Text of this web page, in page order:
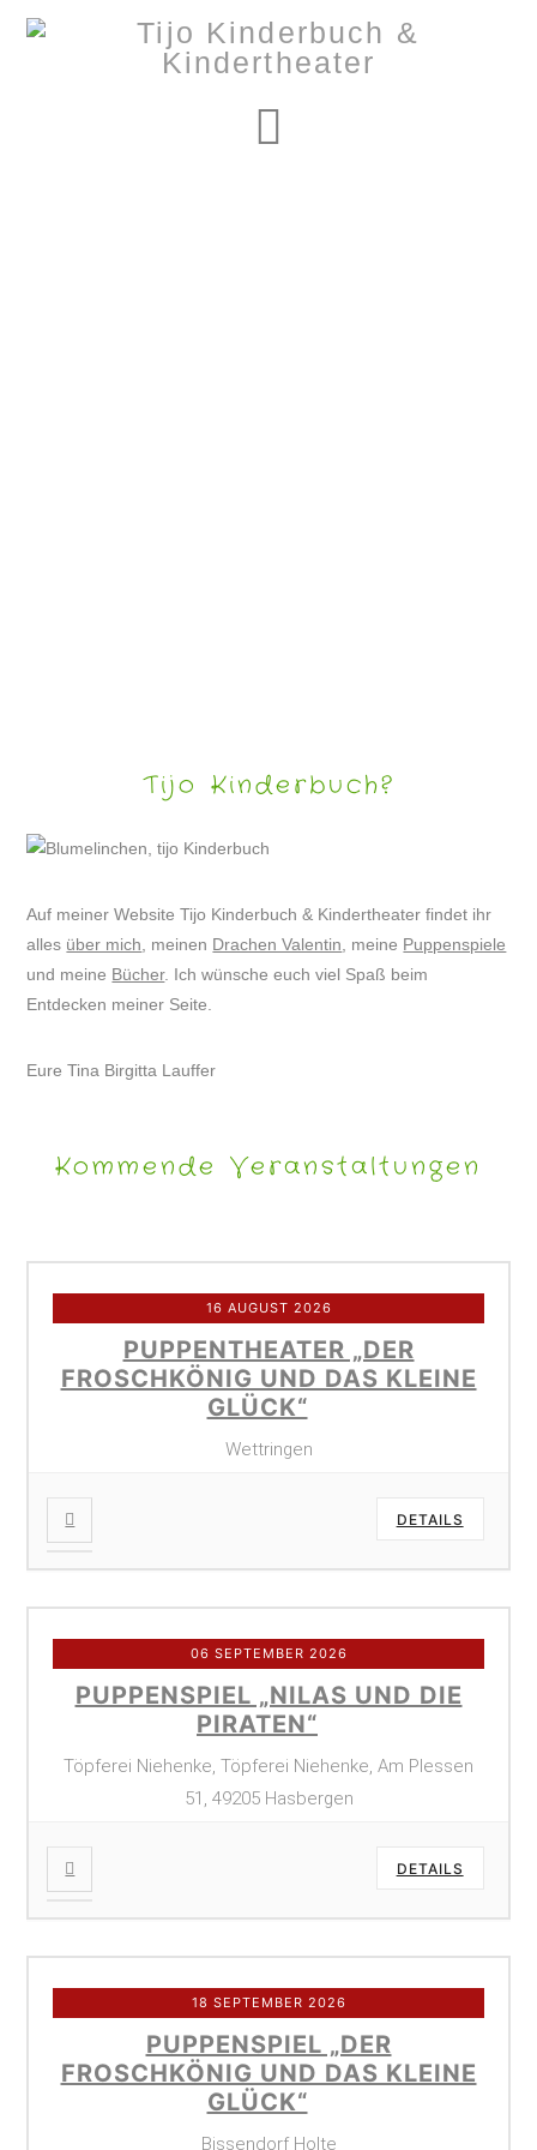
Tijo Kinderbuch?
Auf meiner Website Tijo Kinderbuch & Kindertheater findet ihr
alles über mich , meinen Drachen Valentin , meine Puppenspiele
und meine Bücher. Ich wünsche euch viel Spaß beim
Entdecken meiner Seite.
Eure Tina Birgitta Lauffer
Kommende Veranstaltungen
16 AUGUST 2026
PUPPENTHEATER „DER
FROSCHKÖNIG UND DAS KLEINE
GLÜCK“
Wettringen
DETAILS
06 SEPTEMBER 2026
PUPPENSPIEL „NILAS UND DIE
PIRATEN“
Töpferei Niehenke, Töpferei Niehenke, Am Plessen
51, 49205 Hasbergen
DETAILS
18 SEPTEMBER 2026
PUPPENSPIEL „DER
FROSCHKÖNIG UND DAS KLEINE
GLÜCK“
Bissendorf Holte